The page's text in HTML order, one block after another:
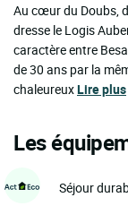
Au cœur du Doubs,
dresse le Logis
caractère entre
de 30 ans par la
chaleureuxLire plus
Les
Séjour